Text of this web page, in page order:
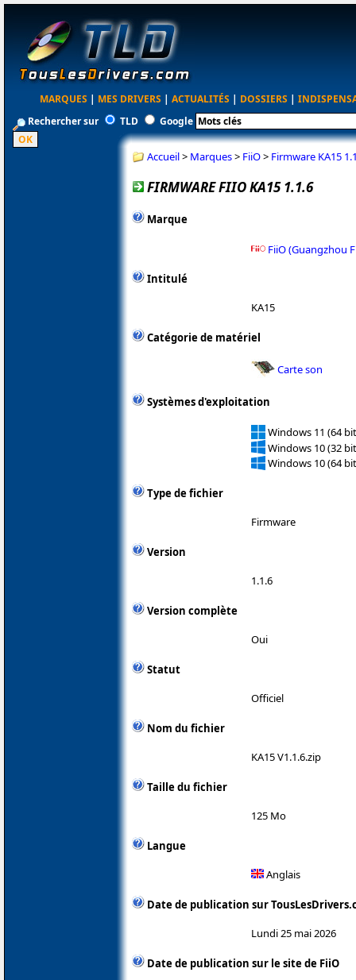
MARQUES | MES DRIVERS | ACTUALITÉS | DOSSIERS |
Rechercher sur
TLD Google
Accueil> Marques> FiiO> Firmware KA15
FIRMWARE FIIO KA15 1.1.6
Marque
FiiO (Guangzhou
Intitulé
KA15
Catégorie de matériel
Carte son
Systèmes d'exploitation
Windows 11 (64
Windows 10 (32
Windows 10 (64
Type de fichier
Firmware
Version
1.1.6
Version complète
Oui
Statut
Officiel
Nom du fichier
KA15 V1.1.6.zip
Taille du fichier
125 Mo
Langue
Anglais
Date de publication sur
Lundi 25 mai 2026
Date de publication sur le site de FiiO